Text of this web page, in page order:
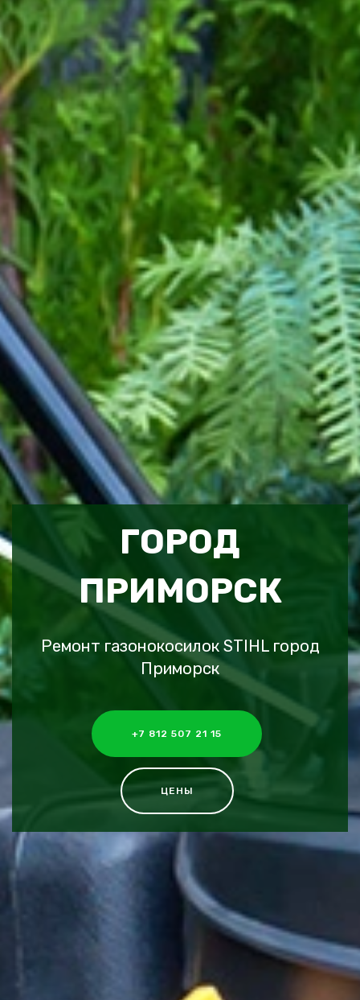
ГОРОД
ПРИМОРСК
Ремонт газонокосилок STIHL город
Приморск
+7 812 507 21 15
ЦЕНЫ